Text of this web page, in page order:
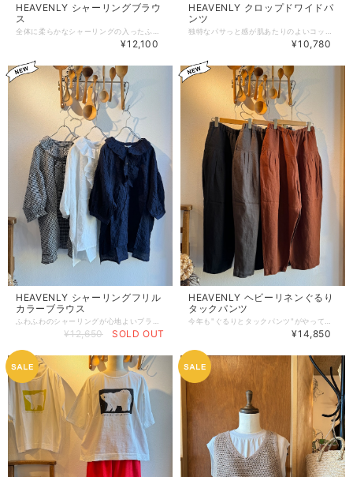
HEAVENLY シャーリングブラウ
ス
¥12,100
HEAVENLY クロップドワイドパ
ンツ
独特なパサっと感が肌あたりのよいコットンタイプライター生地を使用した短め丈クロップドワイドパンツです。 表面がとてもなめらかなのにパサっシャリっとした不思議なサラサラ感です。 立体的でふんわりとしたシルエットに仕立てており、短めの着丈で風通しもよく着心地が最高です！ とってもラクで動きやすく、元気に出かけたい日にぴったり◎ 夏の間は素足にサンダルですっきりと、秋からはソックスとの合わせが楽しめる着丈です！ ヘビーユーズ間違いなし！の使えるワイドパンツです◎ ブラウンがかったチャコール、明るめの浅いベージュ、ほんの少しだけツヤ感のある微光沢ブラックの3カラーです。 チャコールは深みがありダークチョコレートのように見えるカラー。室内と外と光の加減でかなり色が変わって見えますので写真を参考にしてみてください！ ☆着用スタッフ身長158cm 綿100% ウエスト68〜124cm , 総丈83cm , 股上36 / 42cm , 股下49cm , わたり46cm , すそ幅35cm
¥10,780
HEAVENLY シャーリングフリル
カラーブラウス
¥12,650 SOLD OUT
HEAVENLY ヘビーリネンぐるり
タックパンツ
¥14,850